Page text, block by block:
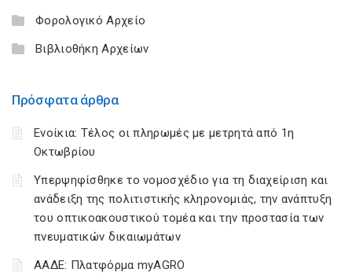
Φορολογικό Αρχείο
Βιβλιοθήκη Αρχείων
Πρόσφατα άρθρα
Ενοίκια: Τέλος οι πληρωμές με μετρητά από 1η
Οκτωβρίου
Υπερψηφίσθηκε το νομοσχέδιο για τη διαχείριση και
ανάδειξη της πολιτιστικής κληρονομιάς, την ανάπτυξη
του οπτικοακουστικού τομέα και την προστασία των
πνευματικών δικαιωμάτων
ΑΑΔΕ: Πλατφόρμα myAGRO